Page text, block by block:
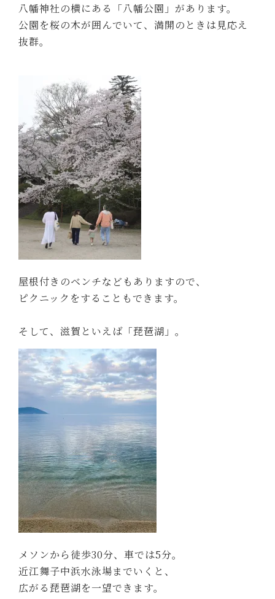
八幡神社の横にある「八幡公園」があります。
公園を桜の木が囲んでいて、満開のときは見応え
抜群。
屋根付きのベンチなどもありますので、
ピクニックをすることもできます。
そして、滋賀といえば「琵琶湖」。
メソンから徒歩30分、車では5分。
近江舞子中浜水泳場までいくと、
広がる琵琶湖を一望できます。